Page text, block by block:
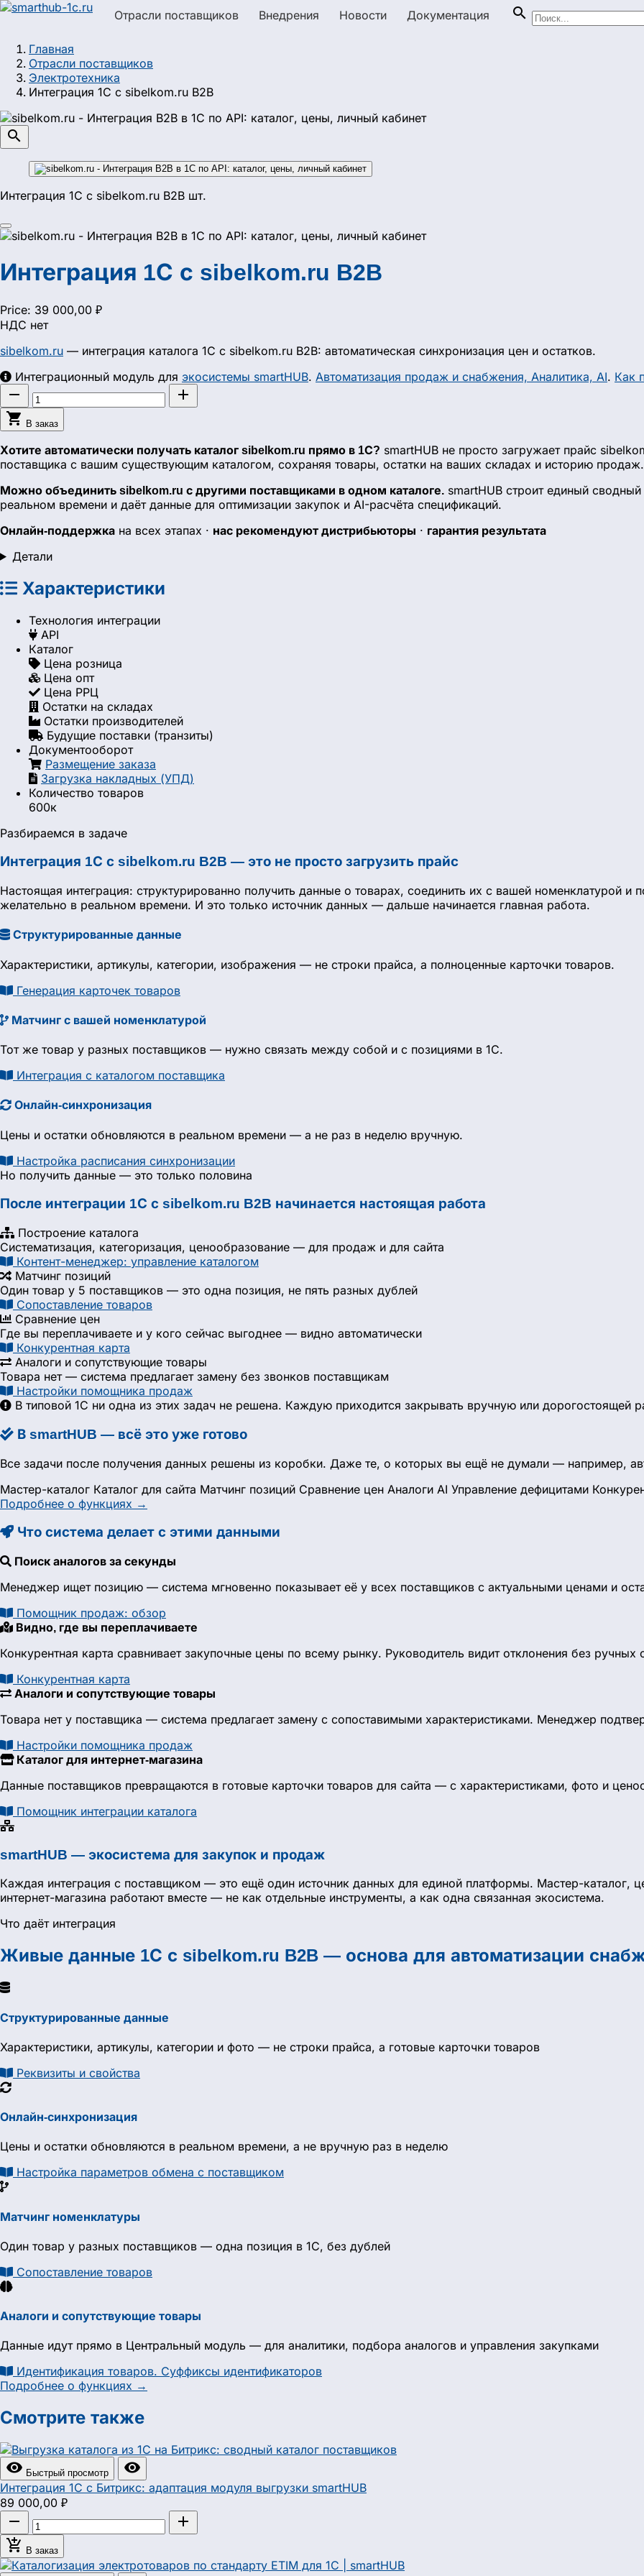
Отрасли поставщиков Внедрения Новости Документация 
Главная
Отрасли поставщиков
Электротехника
Интеграция 1С с sibelkom.ru B2B

Интеграция 1С с sibelkom.ru B2B шт.
Интеграция 1С с sibelkom.ru B2B
Price: 39 000,00 ₽
НДС нет
sibelkom.ru — интеграция каталога 1С с sibelkom.ru B2B: автоматическая синхронизация цен и остатков.
Интеграционный модуль для экосистемы smartHUB. Автоматизация продаж и снабжения, Аналитика, AI. Как


 В заказ
Хотите автоматически получать каталог sibelkom.ru прямо в 1С? smartHUB не просто загружает прайс
поставщика с вашим существующим каталогом, сохраняя товары, остатки на ваших складах и историю продаж.
Можно объединить sibelkom.ru с другими поставщиками в одном каталоге. smartHUB строит единый
реальном времени и даёт данные для оптимизации закупок и AI-расчёта спецификаций.
Онлайн-поддержка на всех этапах · нас рекомендуют дистрибьюторы · гарантия результата
Детали
Характеристики
Технология интеграции
API
Каталог
Цена розница
Цена опт
Цена РРЦ
Остатки на складах
Остатки производителей
Будущие поставки (транзиты)
Документооборот
Размещение заказа
Загрузка накладных (УПД)
Количество товаров
600к
Разбираемся в задаче
Интеграция 1С с sibelkom.ru B2B — это не просто загрузить прайс
Настоящая интеграция: структурированно получить данные о товарах, соединить их с вашей номенклатурой
желательно в реальном времени. И это только источник данных — дальше начинается главная работа.
Структурированные данные
Характеристики, артикулы, категории, изображения — не строки прайса, а полноценные карточки товаров.
Генерация карточек товаров
Матчинг с вашей номенклатурой
Тот же товар у разных поставщиков — нужно связать между собой и с позициями в 1С.
Интеграция с каталогом поставщика
Онлайн-синхронизация
Цены и остатки обновляются в реальном времени — а не раз в неделю вручную.
Настройка расписания синхронизации
Но получить данные — это только половина
После интеграции 1С с sibelkom.ru B2B начинается настоящая работа
Построение каталога
Систематизация, категоризация, ценообразование — для продаж и для сайта
Контент-менеджер: управление каталогом
Матчинг позиций
Один товар у 5 поставщиков — это одна позиция, не пять разных дублей
Сопоставление товаров
Сравнение цен
Где вы переплачиваете и у кого сейчас выгоднее — видно автоматически
Конкурентная карта
Аналоги и сопутствующие товары
Товара нет — система предлагает замену без звонков поставщикам
Настройки помощника продаж
В типовой 1С ни одна из этих задач не решена. Каждую приходится закрывать вручную или дорогостоящей
В smartHUB — всё это уже готово
Все задачи после получения данных решены из коробки. Даже те, о которых вы ещё не думали — например,
Мастер-каталог Каталог для сайта Матчинг позиций Сравнение цен Аналоги AI Управление дефицитами
Подробнее о функциях →
Что система делает с этими данными
Поиск аналогов за секунды
Менеджер ищет позицию — система мгновенно показывает её у всех поставщиков с актуальными ценами и
Помощник продаж: обзор
Видно, где вы переплачиваете
Конкурентная карта сравнивает закупочные цены по всему рынку. Руководитель видит отклонения без ручных
Конкурентная карта
Аналоги и сопутствующие товары
Товара нет у поставщика — система предлагает замену с сопоставимыми характеристиками. Менеджер
Настройки помощника продаж
Каталог для интернет-магазина
Данные поставщиков превращаются в готовые карточки товаров для сайта — с характеристиками, фото и
Помощник интеграции каталога
smartHUB — экосистема для закупок и продаж
Каждая интеграция с поставщиком — это ещё один источник данных для единой платформы. Мастер-каталог,
интернет-магазина работают вместе — не как отдельные инструменты, а как одна связанная экосистема.
Что даёт интеграция
Живые данные 1С с sibelkom.ru B2B — основа для автоматизации
Структурированные данные
Характеристики, артикулы, категории и фото — не строки прайса, а готовые карточки товаров
Реквизиты и свойства
Онлайн-синхронизация
Цены и остатки обновляются в реальном времени, а не вручную раз в неделю
Настройка параметров обмена с поставщиком
Матчинг номенклатуры
Один товар у разных поставщиков — одна позиция в 1С, без дублей
Сопоставление товаров
Аналоги и сопутствующие товары
Данные идут прямо в Центральный модуль — для аналитики, подбора аналогов и управления закупками
Идентификация товаров. Суффиксы идентификаторов
Подробнее о функциях →
Смотрите также
 Быстрый просмотр 
Интеграция 1С с Битрикс: адаптация модуля выгрузки smartHUB
89 000,00 ₽


 В заказ